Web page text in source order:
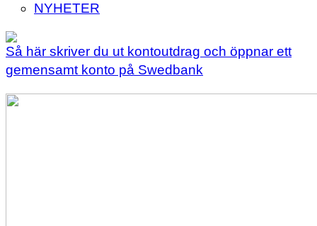
NYHETER
Så här skriver du ut kontoutdrag och öppnar ett
gemensamt konto på Swedbank